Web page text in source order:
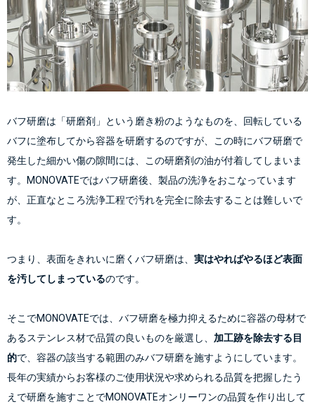
バフ研磨は「研磨剤」という磨き粉のようなものを、回転している
バフに塗布してから容器を研磨するのですが、この時にバフ研磨で
発生した細かい傷の隙間には、この研磨剤の油が付着してしまいま
す。MONOVATEではバフ研磨後、製品の洗浄をおこなっています
が、正直なところ洗浄工程で汚れを完全に除去することは難しいで
つまり、表面をきれいに磨くバフ研磨は、 実はやればやるほど表面
を汚してしまっているのです。
そこでMONOVATEでは、バフ研磨を極力抑えるために容器の母材で
あるステンレス材で品質の良いものを厳選し、 加工跡を除去する目
的で、容器の該当する範囲のみバフ研磨を施すようにしています。
長年の実績からお客様のご使用状況や求められる品質を把握したう
えで研磨を施すことでMONOVATEオンリーワンの品質を作り出して